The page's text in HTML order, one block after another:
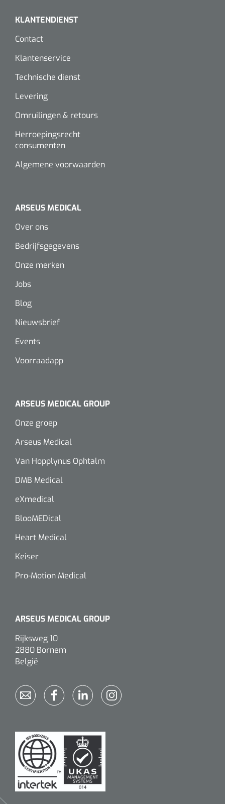
KLANTENDIENST
Contact
Klantenservice
Technische dienst
Levering
Omruilingen & retours
Herroepingsrecht
consumenten
Algemene voorwaarden
ARSEUS MEDICAL
Over ons
Bedrijfsgegevens
Onze merken
Jobs
Blog
Nieuwsbrief
Events
Voorraadapp
ARSEUS MEDICAL GROUP
Onze groep
Arseus Medical
Van Hopplynus Ophtalm
DMB Medical
eXmedical
BlooMEDical
Heart Medical
Keiser
Pro-Motion Medical
ARSEUS MEDICAL GROUP
Rijksweg 10
2880 Bornem
België